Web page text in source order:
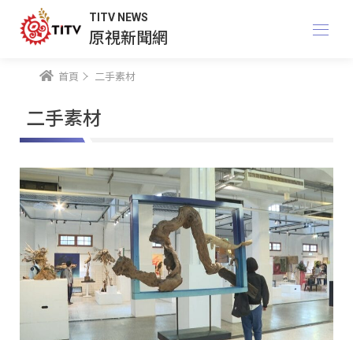
TITV NEWS
原視新聞網
首頁 二手素材
二手素材